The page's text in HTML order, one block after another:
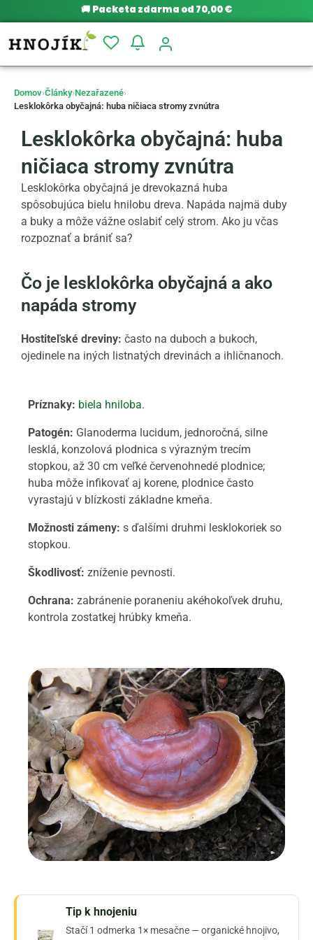
🚚 Packeta zdarma od 70,00 €
Domov›Články›Nezařazené›
Lesklokôrka obyčajná: huba ničiaca stromy zvnútra
Lesklokôrka obyčajná: huba
ničiaca stromy zvnútra
Lesklokôrka obyčajná je drevokazná huba
spôsobujúca bielu hnilobu dreva. Napáda najmä duby
a buky a môže vážne oslabiť celý strom. Ako ju včas
rozpoznať a brániť sa?
Čo je lesklokôrka obyčajná a ako
napáda stromy
Hostiteľské dreviny: často na duboch a bukoch,
ojedinele na iných listnatých drevinách a ihličnanoch.
Príznaky: biela hniloba.
Patogén: Glanoderma lucidum, jednoročná, silne
lesklá, konzolová plodnica s výrazným trecím
stopkou, až 30 cm veľké červenohnedé plodnice;
huba môže infikovať aj korene, plodnice často
vyrastajú v blízkosti základne kmeňa.
Možnosti zámeny: s ďalšími druhmi lesklokoriek so
stopkou.
Škodlivosť: zníženie pevnosti.
Ochrana: zabránenie poraneniu akéhokoľvek druhu,
kontrola zostatkej hrúbky kmeňa.
Tip k hnojeniu
Stačí 1 odmerka 1× mesačne — organické hnojivo,